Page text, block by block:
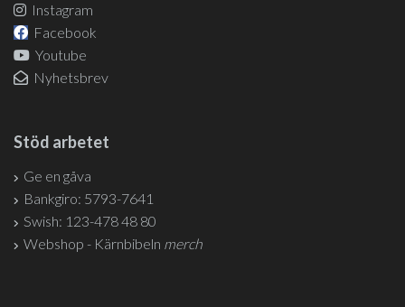
Instagram
Facebook
Youtube
Nyhetsbrev
Stöd arbetet
Ge en gåva
Bankgiro: 5793-7641
Swish: 123-478 48 80
Webshop - Kärnbibeln merch